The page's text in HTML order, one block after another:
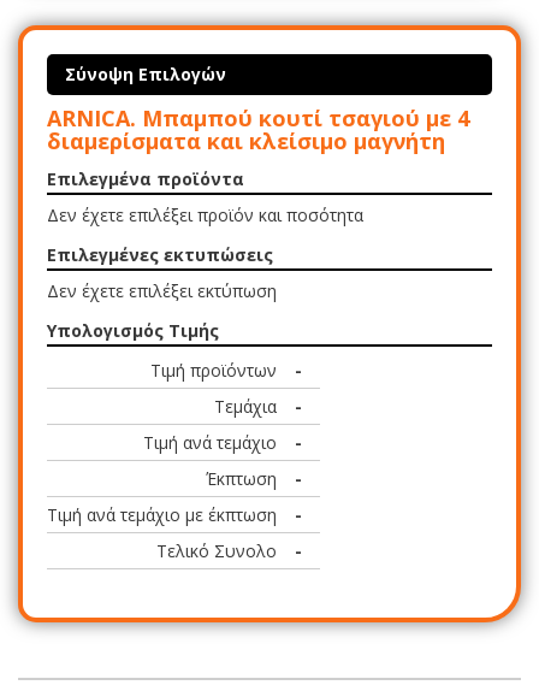
Σύνοψη Επιλογών
ARNICA. Μπαμπού κουτί τσαγιού με 4
διαμερίσματα και κλείσιμο μαγνήτη
Επιλεγμένα προϊόντα
Δεν έχετε επιλέξει προϊόν και ποσότητα
Επιλεγμένες εκτυπώσεις
Δεν έχετε επιλέξει εκτύπωση
Υπολογισμός Τιμής
Τιμή προϊόντων
-
Τεμάχια
-
Τιμή ανά τεμάχιο
-
Έκπτωση
-
Τιμή ανά τεμάχιο με έκπτωση
-
Τελικό Συνολο
-